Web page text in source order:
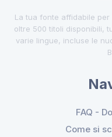
La tua fonte affidabile per
oltre 500 titoli disponibili,
varie lingue, incluse le
FAQ -
Come si